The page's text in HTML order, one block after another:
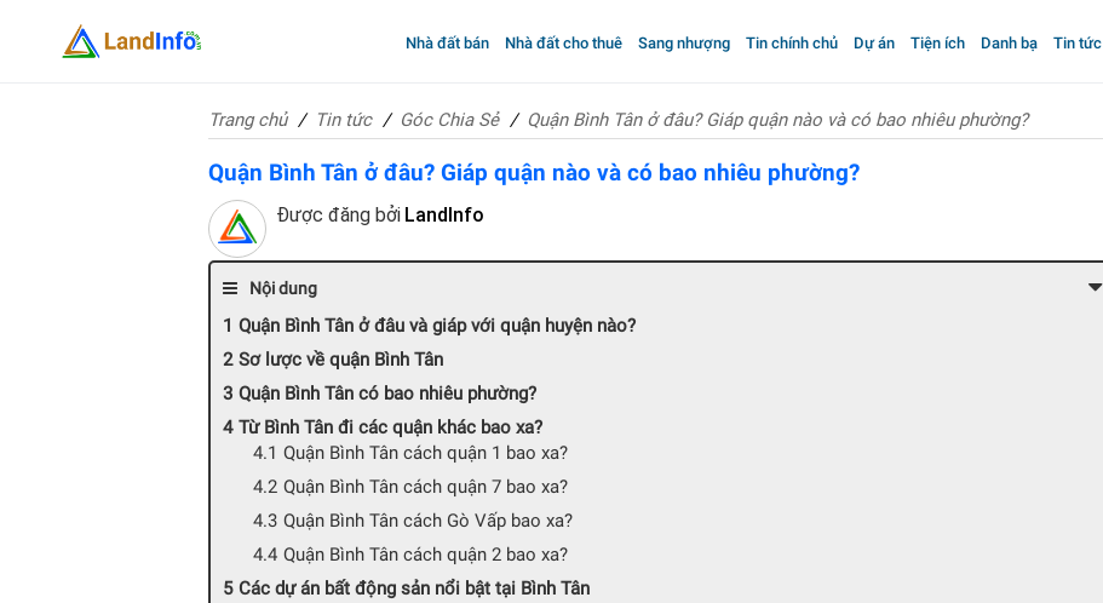
Nhà đất bán Nhà đất cho thuê Sang nhượng Tin chính chủ Dự án Tiện ích Danh bạ Tin tức
Trang chủ Tin tức Góc Chia Sẻ Quận Bình Tân ở đâu? Giáp quận nào và có bao nhiêu phường?
Quận Bình Tân ở đâu? Giáp quận nào và có bao nhiêu phường?
Được đăng bởi LandInfo
Nội dung
Quận Bình Tân ở đâu và giáp với quận huyện nào?
Sơ lược về quận Bình Tân
Quận Bình Tân có bao nhiêu phường?
Từ Bình Tân đi các quận khác bao xa?
Quận Bình Tân cách quận 1 bao xa?
Quận Bình Tân cách quận 7 bao xa?
Quận Bình Tân cách Gò Vấp bao xa?
Quận Bình Tân cách quận 2 bao xa?
Các dự án bất động sản nổi bật tại Bình Tân